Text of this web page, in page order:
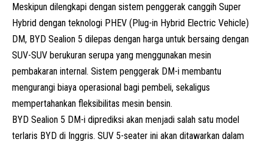
Meskipun dilengkapi dengan sistem penggerak canggih Super
Hybrid dengan teknologi PHEV (Plug-in Hybrid Electric Vehicle)
DM, BYD Sealion 5 dilepas dengan harga untuk bersaing dengan
SUV-SUV berukuran serupa yang menggunakan mesin
pembakaran internal. Sistem penggerak DM-i membantu
mengurangi biaya operasional bagi pembeli, sekaligus
mempertahankan fleksibilitas mesin bensin.
BYD Sealion 5 DM-i diprediksi akan menjadi salah satu model
terlaris BYD di Inggris. SUV 5-seater ini akan ditawarkan dalam